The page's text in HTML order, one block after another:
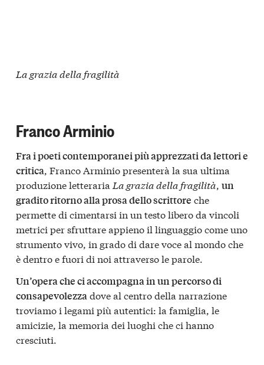
La grazia della fragilità
Franco Arminio
Fra i poeti contemporanei più apprezzati da lettori e
critica , Franco Arminio presenterà la sua ultima
produzione letteraria La grazia della fragilità un
gradito ritorno alla prosa dello scrittore che
permette di cimentarsi in un testo libero da vincoli
metrici per sfruttare appieno il linguaggio come uno
strumento vivo, in grado di dare voce al mondo che
è dentro e fuori di noi attraverso le parole.
Un’opera che ci accompagna in un percorso di
consapevolezzadove al centro della narrazione
troviamo i legami più autentici: la famiglia, le
amicizie, la memoria dei luoghi che ci hanno
cresciuti.